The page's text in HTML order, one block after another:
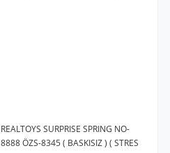
REALTOYS SURPRISE SPRING NO-
8888 ÖZS-8345 ( BASKISIZ ) ( STRES